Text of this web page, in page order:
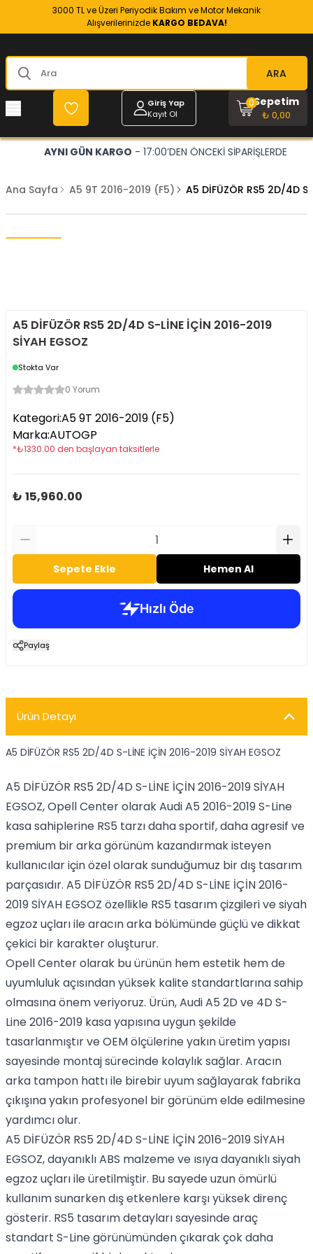
3000 TL ve Üzeri Periyodik Bakım ve Motor Mekanik
Alışverilerinizde KARGO BEDAVA!
ARA
Giriş Yap
Kayıt Ol
Sepetim
₺ 0,00
0
AYNI GÜN KARGO - 17:00’DEN ÖNCEKİ SİPARİŞLERDE
Ana Sayfa A5 9T 2016-2019 (F5) A5 DİFÜZÖR RS5 2D/4D
A5 DİFÜZÖR RS5 2D/4D S-LİNE İÇİN 2016-2019
SİYAH EGSOZ
Stokta Var
0 Yorum
Kategori:A5 9T 2016-2019 (F5)
Marka:AUTOGP
*₺1330.00 den başlayan taksitlerle
₺ 15,960.00
Sepete Ekle Hemen Al
Paylaş
Ürün Detayı
A5 DİFÜZÖR RS5 2D/4D S-LİNE İÇİN 2016-2019 SİYAH EGSOZ
A5 DİFÜZÖR RS5 2D/4D S-LİNE İÇİN 2016-2019 SİYAH
EGSOZ, Opell Center olarak Audi A5 2016-2019 S-Line
kasa sahiplerine RS5 tarzı daha sportif, daha agresif ve
premium bir arka görünüm kazandırmak isteyen
kullanıcılar için özel olarak sunduğumuz bir dış tasarım
parçasıdır. A5 DİFÜZÖR RS5 2D/4D S-LİNE İÇİN 2016-
2019 SİYAH EGSOZ özellikle RS5 tasarım çizgileri ve siyah
egzoz uçları ile aracın arka bölümünde güçlü ve dikkat
çekici bir karakter oluşturur.
Opell Center olarak bu ürünün hem estetik hem de
uyumluluk açısından yüksek kalite standartlarına sahip
olmasına önem veriyoruz. Ürün, Audi A5 2D ve 4D S-
Line 2016-2019 kasa yapısına uygun şekilde
tasarlanmıştır ve OEM ölçülerine yakın üretim yapısı
sayesinde montaj sürecinde kolaylık sağlar. Aracın
arka tampon hattı ile birebir uyum sağlayarak fabrika
çıkışına yakın profesyonel bir görünüm elde edilmesine
yardımcı olur.
A5 DİFÜZÖR RS5 2D/4D S-LİNE İÇİN 2016-2019 SİYAH
EGSOZ, dayanıklı ABS malzeme ve ısıya dayanıklı siyah
egzoz uçları ile üretilmiştir. Bu sayede uzun ömürlü
kullanım sunarken dış etkenlere karşı yüksek direnç
gösterir. RS5 tasarım detayları sayesinde araç
standart S-Line görünümünden çıkarak çok daha